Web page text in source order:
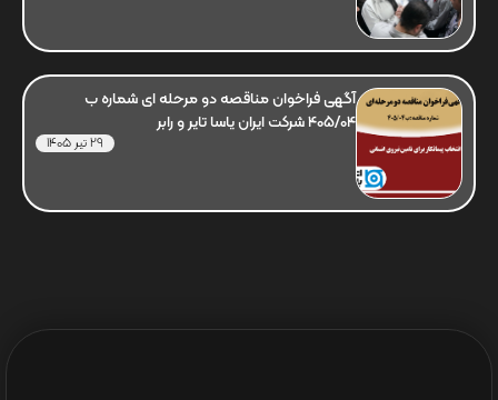
آگهی فراخوان مناقصه دو مرحله ای شماره ب
405/04 شرکت ایران یاسا تایر و رابر
29 تیر 1405